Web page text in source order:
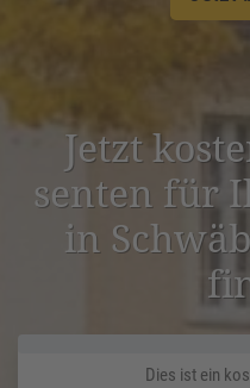
Jetzt
senten für
in
Dies ist ein